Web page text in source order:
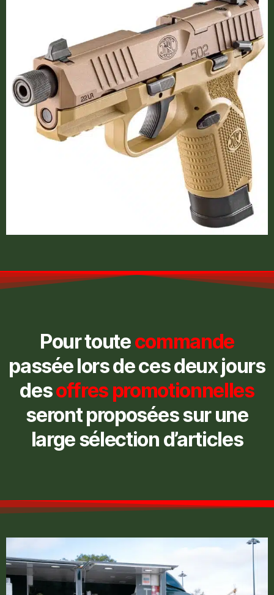
Pour toutecommande
passée lors de ces deux jours
desoffres promotionnelles
seront proposées sur une
large sélection d’articles